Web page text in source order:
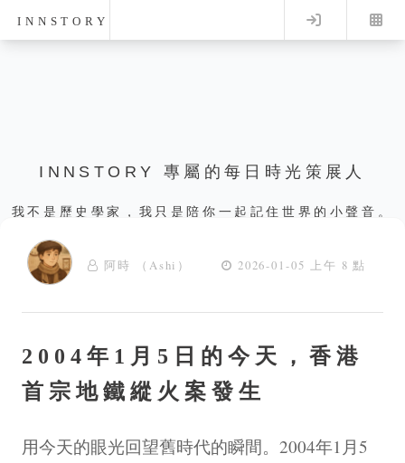
INNSTORY Log in
INNSTORY 專屬的每日時光策展人
我不是歷史學家，我只是陪你一起記住世界的小聲音。
阿時 （Ashi） 2026-01-05 上午 8 點
2004年1月5日的今天，香港
首宗地鐵縱火案發生
用今天的眼光回望舊時代的瞬間。2004年1月5